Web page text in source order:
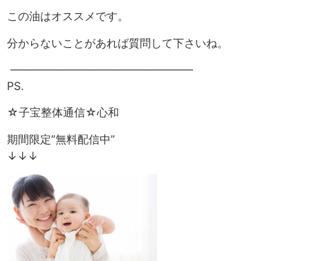
この油はオススメです。
分からないことがあれば質問して下さいね。
————————————————–
PS.
☆子宝整体通信☆心和
期間限定”無料配信中”
↓↓↓